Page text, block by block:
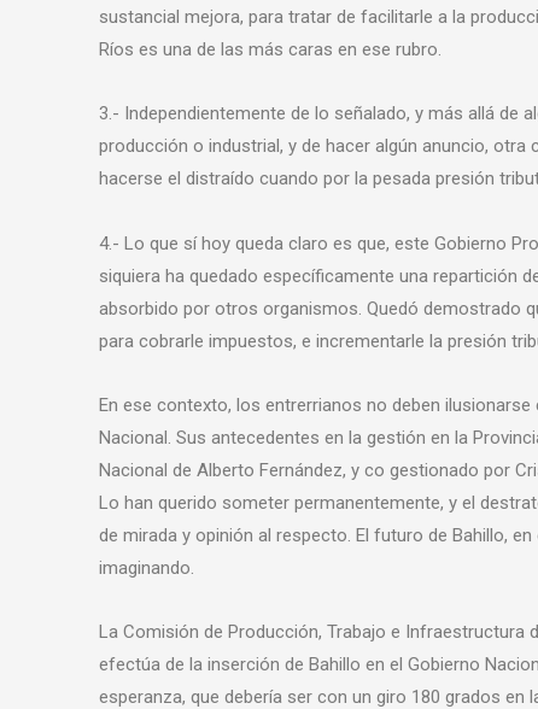
sustancial mejora, para tratar de facilitarle a la
Ríos es una de las más caras en ese rubro.
3.- Independientemente de lo señalado, y más allá de
producción o industrial, y de hacer algún anuncio,
hacerse el distraído cuando por la pesada presión
4.- Lo que sí hoy queda claro es que, este Gobierno
siquiera ha quedado específicamente una repartición
absorbido por otros organismos. Quedó demostrado
para cobrarle impuestos, e incrementarle la presión
En ese contexto, los entrerrianos no deben
Nacional. Sus antecedentes en la gestión en la
Nacional de Alberto Fernández, y co gestionado por
Lo han querido someter permanentemente, y el
de mirada y opinión al respecto. El futuro de Bahillo,
imaginando.
La Comisión de Producción, Trabajo e Infraestructura
efectúa de la inserción de Bahillo en el Gobierno
esperanza, que debería ser con un giro 180 grados